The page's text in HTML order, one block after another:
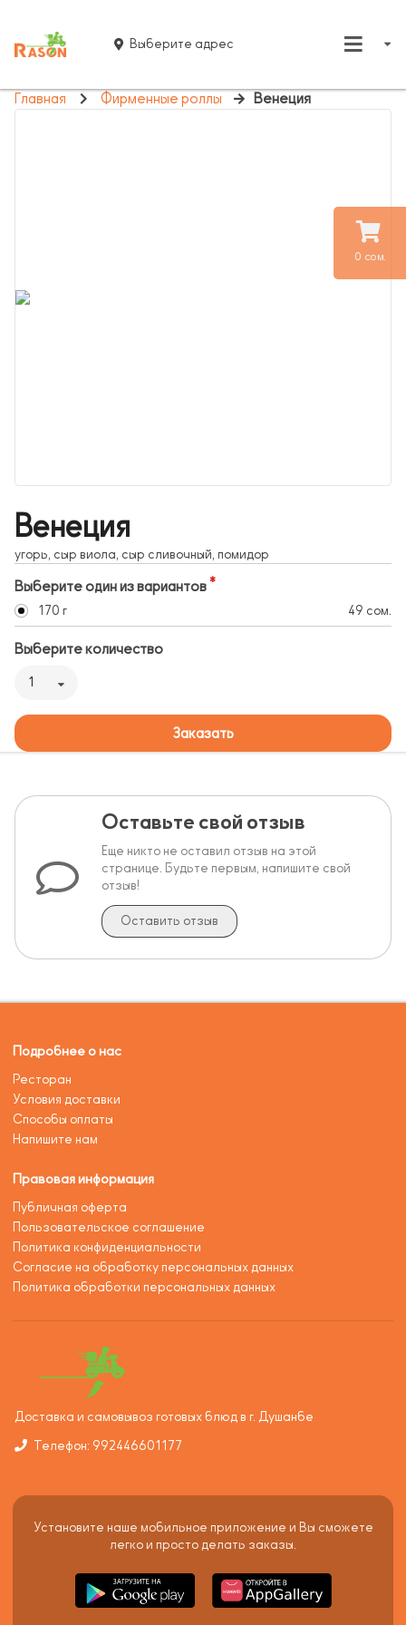
0 сом.
Выберите адрес
Главная Фирменные роллы Венеция
Венеция
угорь, сыр виола, сыр сливочный, помидор
Выберите один из вариантов
170 г 49 сом.
Выберите количество
1
Заказать
Оставьте свой отзыв
Еще никто не оставил отзыв на этой
странице. Будьте первым, напишите свой
отзыв!
Оставить отзыв
Подробнее о нас
Ресторан
Условия доставки
Способы оплаты
Напишите нам
Правовая информация
Публичная оферта
Пользовательское соглашение
Политика конфиденциальности
Согласие на обработку персональных данных
Политика обработки персональных данных
Доставка и самовывоз готовых блюд в г. Душанбе
Телефон: 992446601177
Установите наше мобильное приложение и Вы сможете
легко и просто делать заказы.